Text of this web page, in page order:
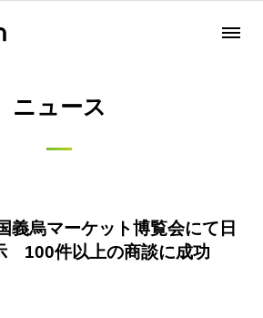
ニュース
義烏マーケット博覧会にて日
100件以上の商談に成功